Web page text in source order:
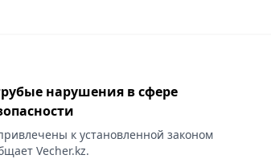
нарушения в сфере
к установленной законом
Vecher.kz.